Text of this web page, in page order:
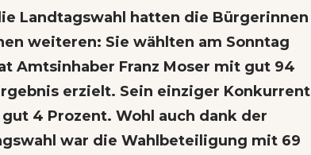
Landtagswahl hatten die Bürgerinnen
weiteren: Sie wählten am Sonntag
Amtsinhaber Franz Moser mit gut 94
erzielt. Sein einziger Konkurrent
4 Prozent. Wohl auch dank der
war die Wahlbeteiligung mit 69